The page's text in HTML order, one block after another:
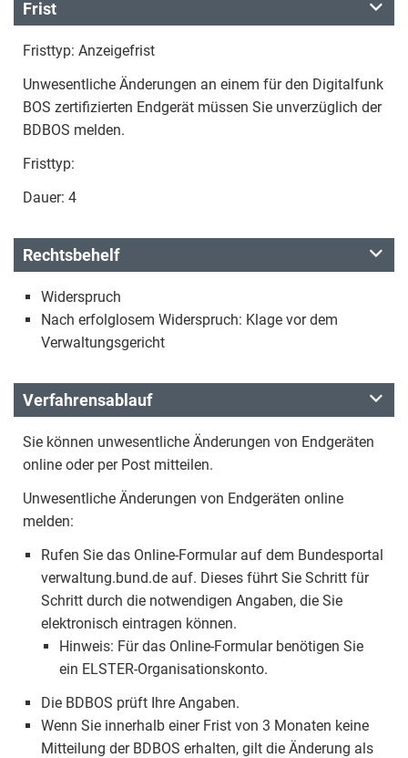
Frist
Fristtyp: Anzeigefrist
Unwesentliche Änderungen an einem für den Digitalfunk
BOS zertifizierten Endgerät müssen Sie unverzüglich der
BDBOS melden.
Fristtyp:
Dauer: 4
Rechtsbehelf
Widerspruch
Nach erfolglosem Widerspruch: Klage vor dem
Verwaltungsgericht
Verfahrensablauf
Sie können unwesentliche Änderungen von Endgeräten
online oder per Post mitteilen.
Unwesentliche Änderungen von Endgeräten online
melden:
Rufen Sie das Online-Formular auf dem Bundesportal
verwaltung.bund.de auf. Dieses führt Sie Schritt für
Schritt durch die notwendigen Angaben, die Sie
elektronisch eintragen können.
Hinweis: Für das Online-Formular benötigen Sie
ein ELSTER-Organisationskonto.
Die BDBOS prüft Ihre Angaben.
Wenn Sie innerhalb einer Frist von 3 Monaten keine
Mitteilung der BDBOS erhalten, gilt die Änderung als